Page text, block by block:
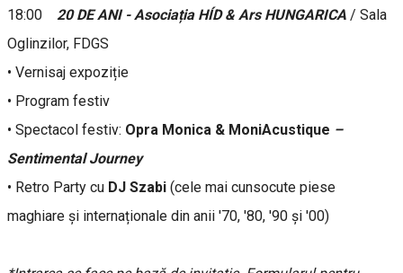
18:00 20 DE ANI - Asociația HÍD & Ars HUNGARICA / Sala
Oglinzilor, FDGS
• Vernisaj expoziție
• Program festiv
• Spectacol festiv: Opra Monica & MoniAcustique –
Sentimental Journey
• Retro Party cu DJ Szabi (cele mai cunsocute piese
maghiare și internaționale din anii '70, '80, '90 și '00)